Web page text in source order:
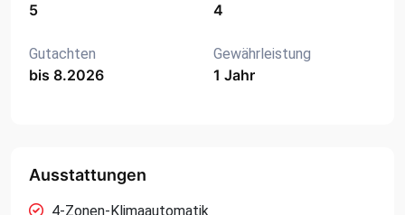
5 4
Gutachten
bis 8.2026
Gewährleistung
1 Jahr
Ausstattungen
4-Zonen-Klimaautomatik